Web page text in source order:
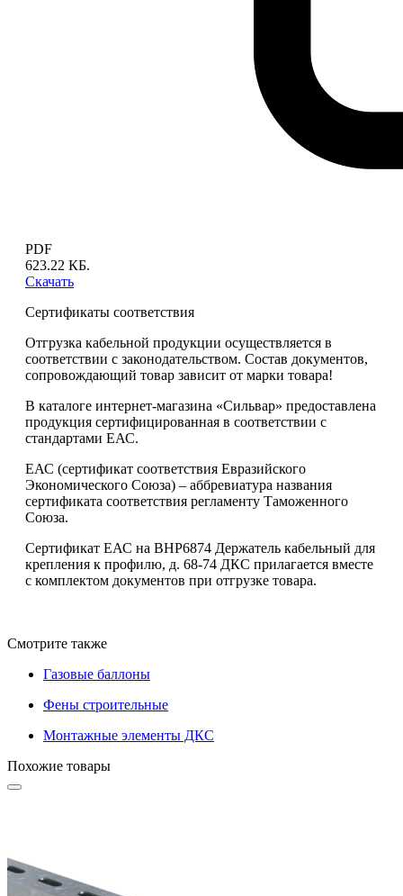
PDF
623.22 КБ.
Скачать
Сертификаты соответствия
Отгрузка кабельной продукции осуществляется в
соответствии с законодательством. Состав документов,
сопровождающий товар зависит от марки товара!
В каталоге интернет-магазина «Сильвар» предоставлена
продукция сертифицированная в соответствии с
стандартами ЕАС.
ЕАС (сертификат соответствия Евразийского
Экономического Союза) – аббревиатура названия
сертификата соответствия регламенту Таможенного
Союза.
Сертификат ЕАС на BHP6874 Держатель кабельный для
крепления к профилю, д. 68-74 ДКС прилагается вместе
с комплектом документов при отгрузке товара.
Смотрите также
Газовые баллоны
Фены строительные
Монтажные элементы ДКС
Похожие товары